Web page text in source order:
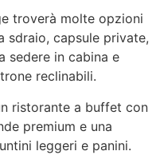
troverà molte opzioni
sdraio, capsule private,
sedere in cabina e
reclinabili.
ristorante a buffet con
premium e una
leggeri e panini.